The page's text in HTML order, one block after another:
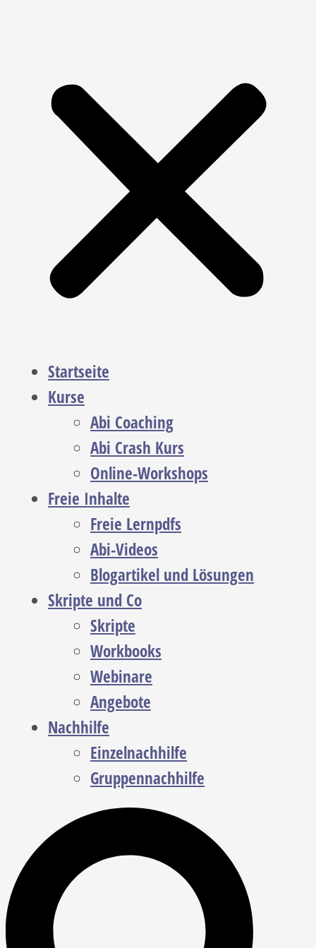
Startseite
Kurse
Abi Coaching
Abi Crash Kurs
Online-Workshops
Freie Inhalte
Freie Lernpdfs
Abi-Videos
Blogartikel und Lösungen
Skripte und Co
Skripte
Workbooks
Webinare
Angebote
Nachhilfe
Einzelnachhilfe
Gruppennachhilfe